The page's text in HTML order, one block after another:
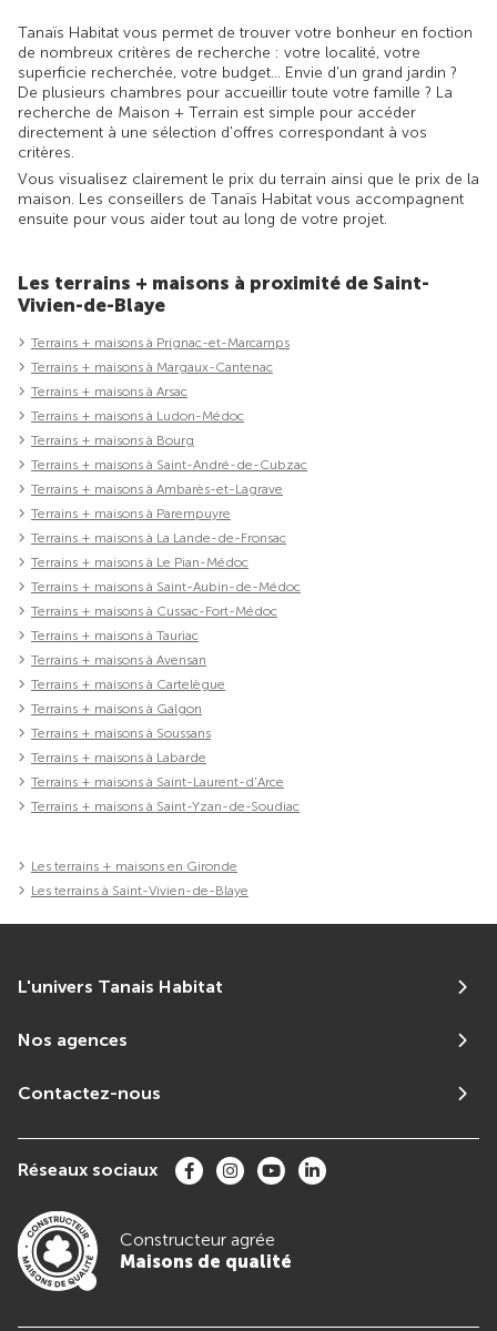
Tanaïs Habitat vous permet de trouver votre bonheur en foction
de nombreux critères de recherche : votre localité, votre
superficie recherchée, votre budget... Envie d'un grand jardin ?
De plusieurs chambres pour accueillir toute votre famille ? La
recherche de Maison + Terrain est simple pour accéder
directement à une sélection d'offres correspondant à vos
critères.
Vous visualisez clairement le prix du terrain ainsi que le prix de la
maison. Les conseillers de Tanaïs Habitat vous accompagnent
ensuite pour vous aider tout au long de votre projet.
Les terrains + maisons à proximité de Saint-
Vivien-de-Blaye
Terrains + maisons à Prignac-et-Marcamps
Terrains + maisons à Margaux-Cantenac
Terrains + maisons à Arsac
Terrains + maisons à Ludon-Médoc
Terrains + maisons à Bourg
Terrains + maisons à Saint-André-de-Cubzac
Terrains + maisons à Ambarès-et-Lagrave
Terrains + maisons à Parempuyre
Terrains + maisons à La Lande-de-Fronsac
Terrains + maisons à Le Pian-Médoc
Terrains + maisons à Saint-Aubin-de-Médoc
Terrains + maisons à Cussac-Fort-Médoc
Terrains + maisons à Tauriac
Terrains + maisons à Avensan
Terrains + maisons à Cartelègue
Terrains + maisons à Galgon
Terrains + maisons à Soussans
Terrains + maisons à Labarde
Terrains + maisons à Saint-Laurent-d'Arce
Terrains + maisons à Saint-Yzan-de-Soudiac
Les terrains + maisons en Gironde
Les terrains à Saint-Vivien-de-Blaye
L'univers Tanais Habitat
Nos agences
Contactez-nous
Réseaux sociaux
Constructeur agrée
Maisons de qualité